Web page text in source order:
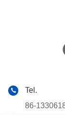
Tel.
86-